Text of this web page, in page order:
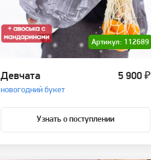
Артикул: 112689
Девчата
новогодний букет
5 900 ₽
Узнать о поступлении